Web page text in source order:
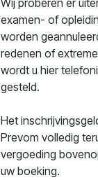
Wij proberen er
examen- of
worden
redenen of
wordt u hier
gesteld.
Het
Prevom volledig
vergoeding
uw boeking.